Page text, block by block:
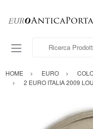
Ricerca Prodotto
HOME EURO
2 EURO ITALIA 2009